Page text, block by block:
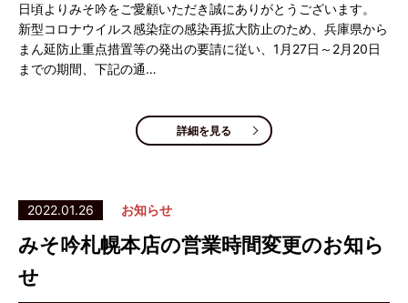
日頃よりみそ吟をご愛顧いただき誠にありがとうございます。
新型コロナウイルス感染症の感染再拡大防止のため、兵庫県から
まん延防止重点措置等の発出の要請に従い、1月27日～2月20日
までの期間、下記の通…
詳細を見る
2022.01.26 お知らせ
みそ吟札幌本店の営業時間変更のお知ら
せ